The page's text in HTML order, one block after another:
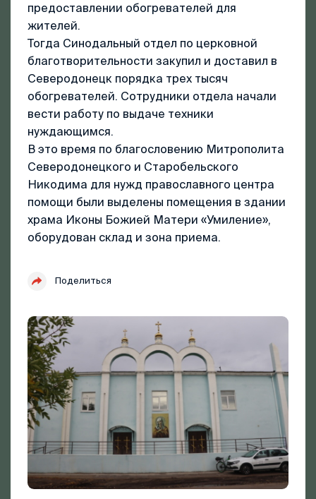
предоставлении обогревателей для
жителей.
Тогда Синодальный отдел по церковной
благотворительности закупил и доставил в
Северодонецк порядка трех тысяч
обогревателей. Сотрудники отдела начали
вести работу по выдаче техники
нуждающимся.
В это время по благословению Митрополита
Северодонецкого и Старобельского
Никодима для нужд православного центра
помощи были выделены помещения в здании
храма Иконы Божией Матери «Умиление»,
оборудован склад и зона приема.
Поделиться